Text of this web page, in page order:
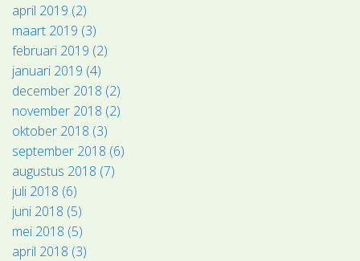
april 2019 (2)
maart 2019 (3)
februari 2019 (2)
januari 2019 (4)
december 2018 (2)
november 2018 (2)
oktober 2018 (3)
september 2018 (6)
augustus 2018 (7)
juli 2018 (6)
juni 2018 (5)
mei 2018 (5)
april 2018 (3)